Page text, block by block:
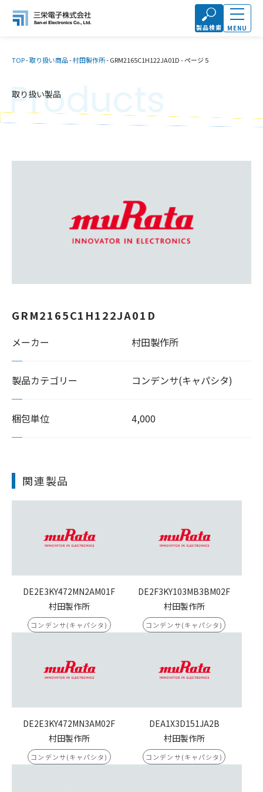
製品検索 MENU
TOP-取り扱い商品-村田製作所-GRM2165C1H122JA01D-ページ 5
取り扱い製品
Products
GRM2165C1H122JA01D
メーカー 村田製作所
製品カテゴリー コンデンサ(キャパシタ)
梱包単位 4,000
関連製品
DE2E3KY472MN2AM01F
村田製作所
コンデンサ(キャパシタ)
DE2F3KY103MB3BM02F
村田製作所
コンデンサ(キャパシタ)
DE2E3KY472MN3AM02F
村田製作所
コンデンサ(キャパシタ)
DEA1X3D151JA2B
村田製作所
コンデンサ(キャパシタ)